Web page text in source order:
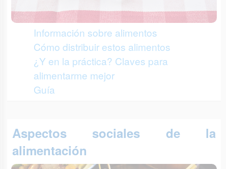
Información sobre alimentos
Cómo distribuir estos alimentos
¿Y en la práctica? Claves para
alimentarme mejor
Guía
Aspectos sociales de la
alimentación